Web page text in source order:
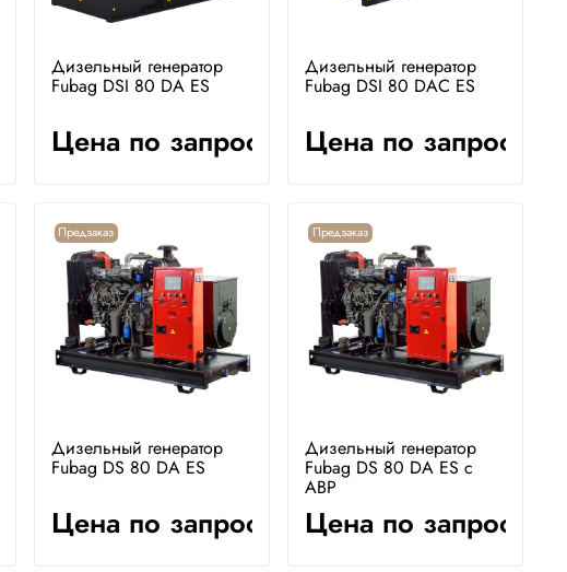
Дизельный генератор
Fubag DSI 80 DA ES
Цена по запросу
Дизельный генератор
Fubag DSI 80 DAC ES
Цена по запросу
Предзаказ
Дизельный генератор
Fubag DS 80 DA ES
Цена по запросу
Предзаказ
Дизельный генератор
Fubag DS 80 DA ES с
АВР
Цена по запросу